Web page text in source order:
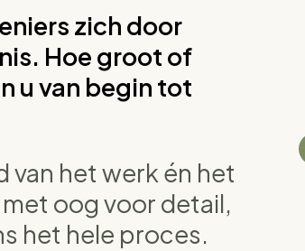
zich door
Hoe groot of
u van begin tot
van het werk én het
oog voor detail,
het hele proces.